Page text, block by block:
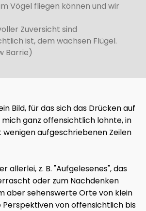
Vögel fliegen können und wir
Zuversicht sind
ist, dem wachsen Flügel.
Barrie)
Bild, für das sich das Drücken auf
ganz offensichtlich lohnte, in
aufgeschriebenen Zeilen
allerlei, z. B. "Aufgelesenes", das
oder zum Nachdenken
aber sehenswerte Orte von klein
Perspektiven von offensichtlich bis